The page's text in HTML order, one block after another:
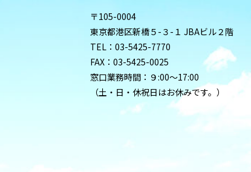
〒105-0004
東京都港区新橋５-３-１ JBAビル２階
TEL：03-5425-7770
FAX：03-5425-0025
窓口業務時間：９:00〜17:00
（土・日・休祝日はお休みです。）